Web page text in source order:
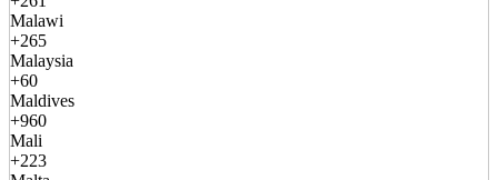
Malawi
+265
Malaysia
+60
Maldives
+960
Mali
+223